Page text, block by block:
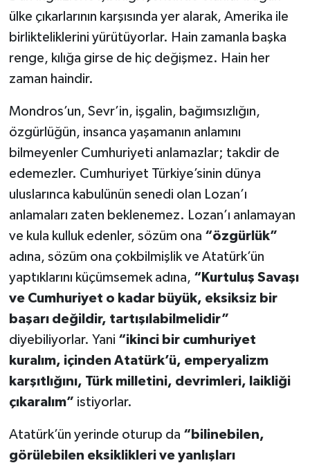
ülke çıkarlarının karşısında yer alarak, Amerika ile
birlikteliklerini yürütüyorlar. Hain zamanla başka
renge, kılığa girse de hiç değişmez. Hain her
zaman haindir.
Mondros’un, Sevr’in, işgalin, bağımsızlığın,
özgürlüğün, insanca yaşamanın anlamını
bilmeyenler Cumhuriyeti anlamazlar; takdir de
edemezler. Cumhuriyet Türkiye’sinin dünya
uluslarınca kabulünün senedi olan Lozan’ı
anlamaları zaten beklenemez. Lozan’ı anlamayan
ve kula kulluk edenler, sözüm ona “özgürlük”
adına, sözüm ona çokbilmişlik ve Atatürk’ün
yaptıklarını küçümsemek adına, “Kurtuluş Savaşı
ve Cumhuriyet o kadar büyük, eksiksiz bir
başarı değildir, tartışılabilmelidir”
diyebiliyorlar. Yani “ikinci bir cumhuriyet
kuralım, içinden Atatürk’ü, emperyalizm
karşıtlığını, Türk milletini, devrimleri, laikliği
çıkaralım” istiyorlar.
Atatürk’ün yerinde oturup da “bilinebilen,
görülebilen eksiklikleri ve yanlışları